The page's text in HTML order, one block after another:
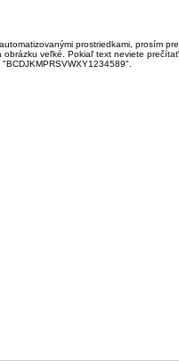
prostriedkami, prosím
veľké. Pokiaľ text neviete